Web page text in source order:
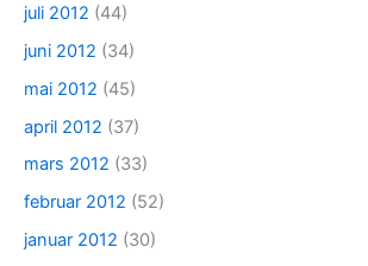
juli 2012 (44)
juni 2012 (34)
mai 2012 (45)
april 2012 (37)
mars 2012 (33)
februar 2012 (52)
januar 2012 (30)